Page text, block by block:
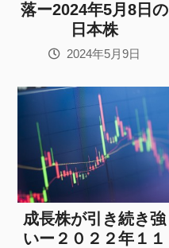
落ー2024年5月8日の
日本株
2024年5月9日
成長株が引き続き強
いー２０２２年１１